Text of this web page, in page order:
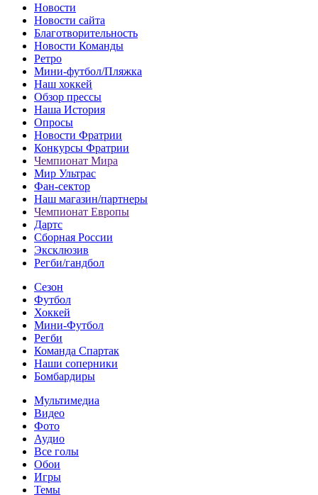
Новости
Новости сайта
Благотворительность
Новости Команды
Ретро
Мини-футбол/Пляжка
Наш хоккей
Обзор прессы
Наша История
Опросы
Новости Фратрии
Конкурсы Фратрии
Чемпионат Мира
Мир Ультрас
Фан-cектор
Наш магазин/партнеры
Чемпионат Европы
Дартс
Сборная России
Эксклюзив
Регби/гандбол
Сезон
Футбол
Хоккей
Мини-Футбол
Регби
Команда Спартак
Наши соперники
Бомбардиры
Мультимедиа
Видео
Фото
Аудио
Все голы
Обои
Игры
Темы